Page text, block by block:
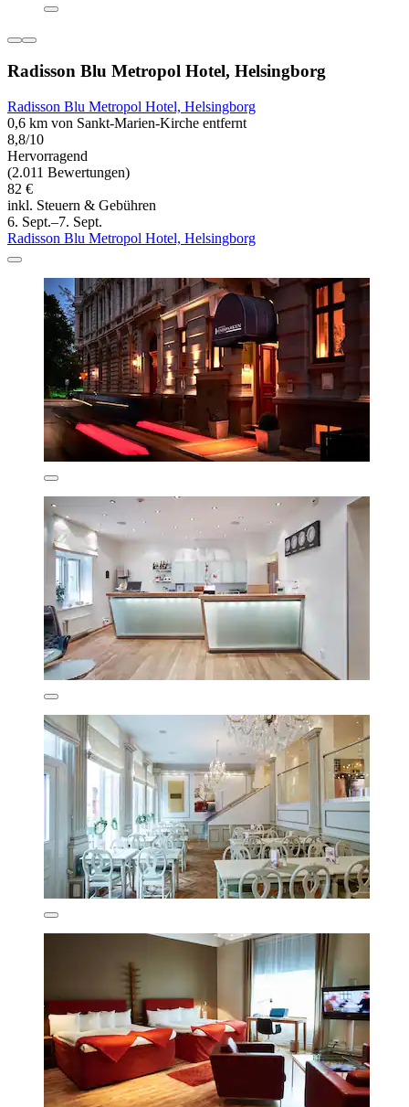
Radisson Blu Metropol Hotel, Helsingborg
Radisson Blu Metropol Hotel, Helsingborg
0,6 km von Sankt-Marien-Kirche entfernt
8,8/10
Hervorragend
(2.011 Bewertungen)
82 €
inkl. Steuern & Gebühren
6. Sept.–7. Sept.
Radisson Blu Metropol Hotel, Helsingborg